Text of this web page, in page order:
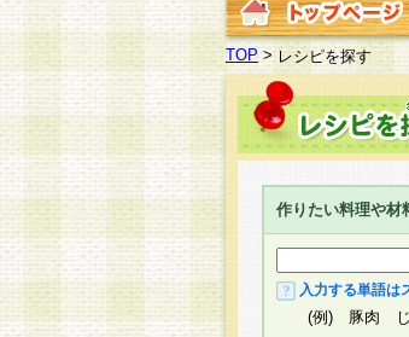
TOP >レシピを探す
作りたい料理や材
入力する単語は
(例) 豚肉 じ